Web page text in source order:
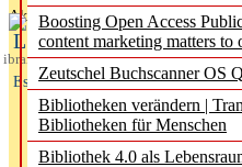
Boosting Open Access
content marketing matters to
Zeutschel Buchscanner OS
Bibliotheken verändern |
Bibliotheken für Menschen
Bibliothek 4.0 als
Aktuelles aus
L
ibrary
Essentials